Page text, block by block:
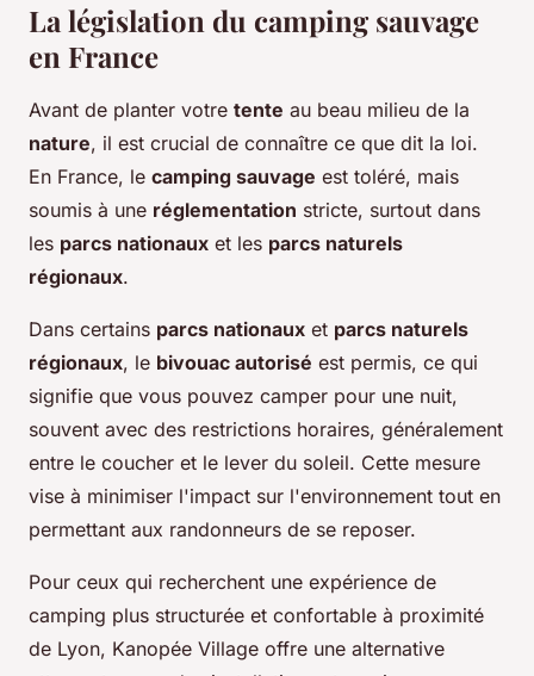
La législation du camping sauvage
en France
Avant de planter votre tente au beau milieu de la
nature, il est crucial de connaître ce que dit la loi.
En France, le camping sauvage est toléré, mais
soumis à une réglementation stricte, surtout dans
les parcs nationaux et les parcs naturels
régionaux.
Dans certains parcs nationaux et parcs naturels
régionaux, le bivouac autorisé est permis, ce qui
signifie que vous pouvez camper pour une nuit,
souvent avec des restrictions horaires, généralement
entre le coucher et le lever du soleil. Cette mesure
vise à minimiser l'impact sur l'environnement tout en
permettant aux randonneurs de se reposer.
Pour ceux qui recherchent une expérience de
camping plus structurée et confortable à proximité
de Lyon, Kanopée Village offre une alternative